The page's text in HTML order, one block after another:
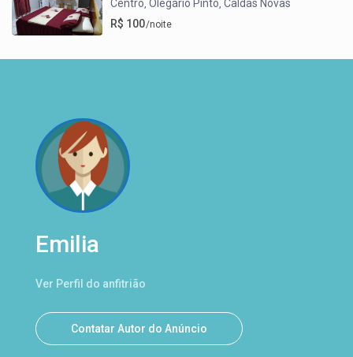
Centro ,Olegário Pinto ,Caldas Novas
R$ 100/noite
Emilia
Ver Perfil do anfitrião
Contatar Autor do Anúncio